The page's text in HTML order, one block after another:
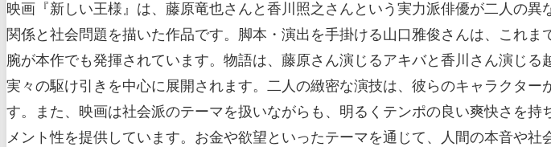
映画『新しい王様』は、藤原竜也さんと香川照之さんという実力派俳優が二人の
関係と社会問題を描いた作品です。脚本・演出を手掛ける山口雅俊さんは、これ
腕が本作でも発揮されています。物語は、藤原さん演じるアキバと香川さん演じ
実々の駆け引きを中心に展開されます。二人の緻密な演技は、彼らのキャラクタ
す。また、映画は社会派のテーマを扱いながらも、明るくテンポの良い爽快さを
メント性を提供しています。お金や欲望といったテーマを通じて、人間の本音や